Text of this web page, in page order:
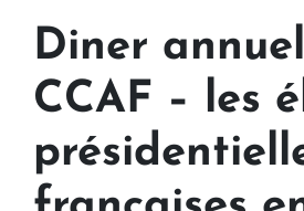
Diner
CCAF – les